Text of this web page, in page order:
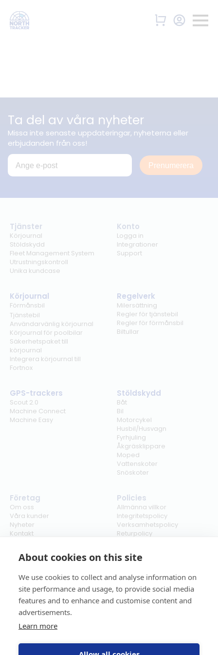
About cookies on this site
We use cookies to collect and analyse information on
site performance and usage, to provide social media
features and to enhance and customise content and
advertisements.
Learn more
Ta del av våra nyheter
Missa inte senaste uppdateringar, nyheterna eller
erbjudanden från oss!
Prenumerera
Tjänster
Körjournal
Stöldskydd
Fleet Management System
Utrustningskontroll
Unika kundcase
Konto
Logga in
Integrationer
Support
Körjournal
Förmånsbil
Tjänstebil
Användarvänlig körjournal
Körjournal för poolbilar
Säkerhetspaket till
körjournal
Integrera körjournal till
Fortnox
Regelverk
Milersättning
Regler för tjänstebil
Regler för förmånsbil
Biltullar
GPS-trackers
Scout 2.0
Machine Connect
Machine Easy
Stöldskydd
Båt
Bil
Motorcykel
Husbil/Husvagn
Fyrhjuling
Åkgräsklippare
Moped
Vattenskoter
Snöskoter
Företag
Om oss
Våra kunder
Nyheter
Kontakt
Policies
Allmänna villkor
Integritetspolicy
Verksamhetspolicy
Returpolicy
Cookies